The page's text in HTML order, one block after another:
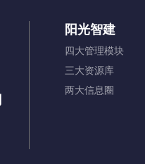
阳光智建
四大管理模块
三大资源库
两大信息圈